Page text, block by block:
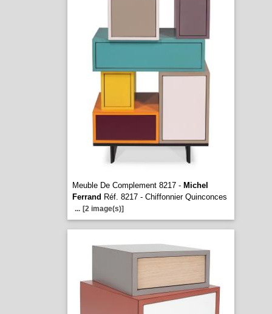
Meuble De Complement 8217 - Michel
Ferrand Réf. 8217 - Chiffonnier Quinconces
... [2 image(s)]